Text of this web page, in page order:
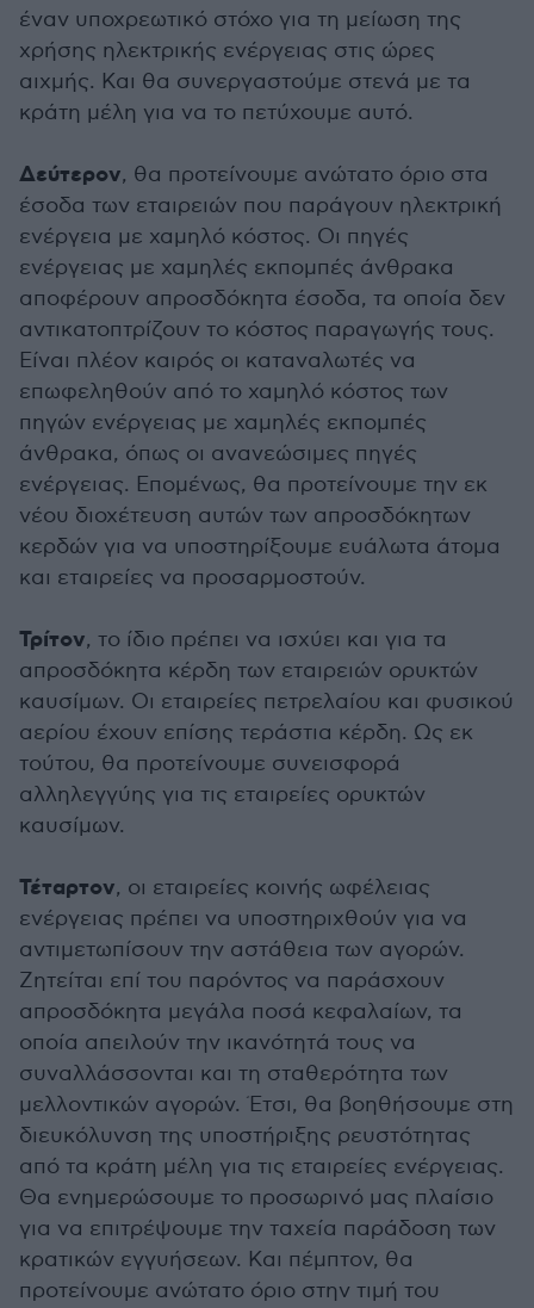
έναν υποχρεωτικό στόχο για τη μείωση της
χρήσης ηλεκτρικής ενέργειας στις ώρες
αιχμής. Και θα συνεργαστούμε στενά με τα
κράτη μέλη για να το πετύχουμε αυτό.
Δεύτερον, θα προτείνουμε ανώτατο όριο στα
έσοδα των εταιρειών που παράγουν ηλεκτρική
ενέργεια με χαμηλό κόστος. Οι πηγές
ενέργειας με χαμηλές εκπομπές άνθρακα
αποφέρουν απροσδόκητα έσοδα, τα οποία δεν
αντικατοπτρίζουν το κόστος παραγωγής τους.
Είναι πλέον καιρός οι καταναλωτές να
επωφεληθούν από το χαμηλό κόστος των
πηγών ενέργειας με χαμηλές εκπομπές
άνθρακα, όπως οι ανανεώσιμες πηγές
ενέργειας. Επομένως, θα προτείνουμε την εκ
νέου διοχέτευση αυτών των απροσδόκητων
κερδών για να υποστηρίξουμε ευάλωτα άτομα
και εταιρείες να προσαρμοστούν.
Τρίτον, το ίδιο πρέπει να ισχύει και για τα
απροσδόκητα κέρδη των εταιρειών ορυκτών
καυσίμων. Οι εταιρείες πετρελαίου και φυσικού
αερίου έχουν επίσης τεράστια κέρδη. Ως εκ
τούτου, θα προτείνουμε συνεισφορά
αλληλεγγύης για τις εταιρείες ορυκτών
καυσίμων.
Τέταρτον, οι εταιρείες κοινής ωφέλειας
ενέργειας πρέπει να υποστηριχθούν για να
αντιμετωπίσουν την αστάθεια των αγορών.
Ζητείται επί του παρόντος να παράσχουν
απροσδόκητα μεγάλα ποσά κεφαλαίων, τα
οποία απειλούν την ικανότητά τους να
συναλλάσσονται και τη σταθερότητα των
μελλοντικών αγορών. Έτσι, θα βοηθήσουμε στη
διευκόλυνση της υποστήριξης ρευστότητας
από τα κράτη μέλη για τις εταιρείες ενέργειας.
Θα ενημερώσουμε το προσωρινό μας πλαίσιο
για να επιτρέψουμε την ταχεία παράδοση των
κρατικών εγγυήσεων. Και πέμπτον, θα
προτείνουμε ανώτατο όριο στην τιμή του